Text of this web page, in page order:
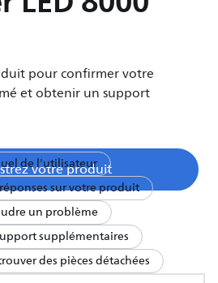
pour confirmer votre
et obtenir un support
votre produit
de l'utilisateur
sur votre produit
un problème
supplémentaires
des pièces détachées